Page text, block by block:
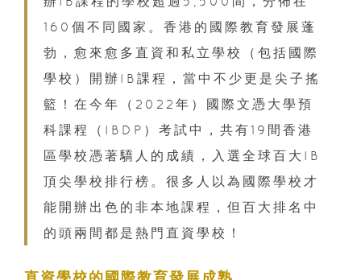
160個不同國家。香港的國際教育發展蓬
勃，愈來愈多直資和私立學校（包括國際
學校）開辦IB課程，當中不少更是尖子搖
籃！在今年（2022年）國際文憑大學預
科課程（IBDP）考試中，共有19間香港
區學校憑著驕人的成績，入選全球百大IB
頂尖學校排行榜。很多人以為國際學校才
能開辦出色的非本地課程，但百大排名中
的頭兩間都是熱門直資學校！